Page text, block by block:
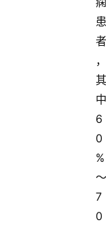
患
者
，
其
中
6
0
%
～
7
0